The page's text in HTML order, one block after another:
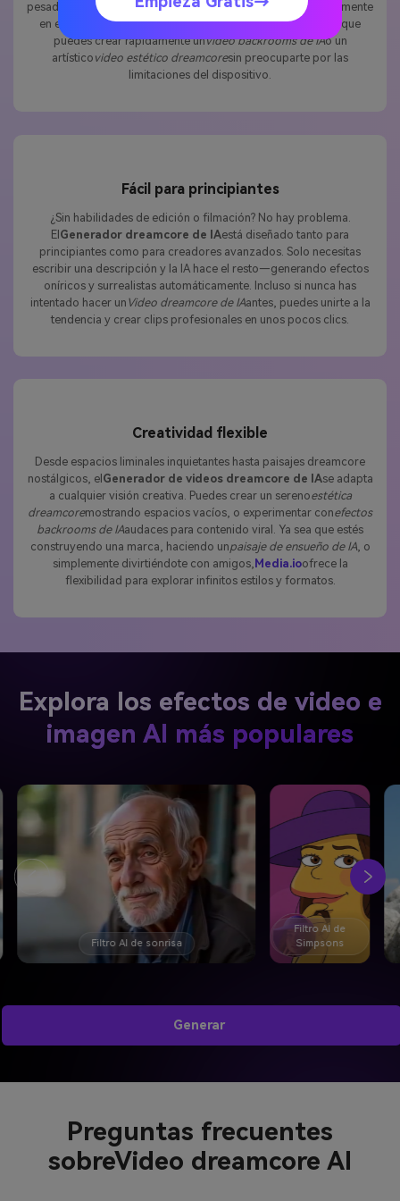
pesados, esta herramienta dreamcore de IAse ejecuta directamente
en el navegador con renderizado en la nube. Eso significa que
puedes crear rápidamente unvideo backrooms de IAo un
artístico video estético dreamcoresin preocuparte por las
limitaciones del dispositivo.
Fácil para principiantes
¿Sin habilidades de edición o filmación? No hay problema.
ElGenerador dreamcore de IAestá diseñado tanto para
principiantes como para creadores avanzados. Solo necesitas
escribir una descripción y la IA hace el resto—generando efectos
oníricos y surrealistas automáticamente. Incluso si nunca has
intentado hacer un Video dreamcore de IAantes, puedes unirte a la
tendencia y crear clips profesionales en unos pocos clics.
Creatividad flexible
Desde espacios liminales inquietantes hasta paisajes dreamcore
nostálgicos, el Generador de videos dreamcore de IAse adapta
a cualquier visión creativa. Puedes crear un serenoestética
dreamcoremostrando espacios vacíos, o experimentar conefectos
backrooms de IAaudaces para contenido viral. Ya sea que estés
construyendo una marca, haciendo unpaisaje de ensueño de IA, o
simplemente divirtiéndote con amigos, Media.ioofrece la
flexibilidad para explorar infinitos estilos y formatos.
Explora los efectos de video e
imagen AI más populares
de sonrisa
Filtro AI de
Simpsons
Filtro
Generar
Preguntas frecuentes
sobreVideo dreamcore AI